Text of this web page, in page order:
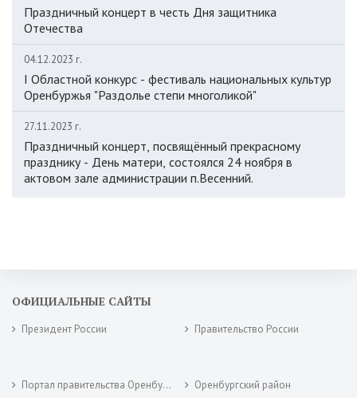
Праздничный концерт в честь Дня защитника
Отечества
04.12.2023 г.
I Областной конкурс - фестиваль национальных культур
Оренбуржья "Раздолье степи многоликой"
27.11.2023 г.
Праздничный концерт, посвящённый прекрасному
празднику - День матери, состоялся 24 ноября в
актовом зале администрации п.Весенний.
ОФИЦИАЛЬНЫЕ САЙТЫ
Президент России Правительство России
Портал правительства Оренбургской области Оренбургский район